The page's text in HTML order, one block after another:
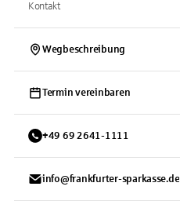
Kontakt
Wegbeschreibung
Termin vereinbaren
+49 69 2641-1111
info@frankfurter-sparkasse.de